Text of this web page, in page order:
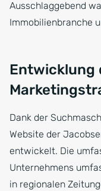
Ausschlaggebend
Immobilienbranche
Entwicklung
Dank der
Website der
entwickelt. Die
Unternehmens
in regionalen